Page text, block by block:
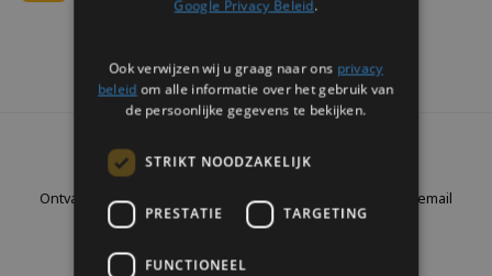
Nieuwsbrief
Ontvang de laatste updates, nieuws en aanbiedingen via email
Google Privacy Beleid.
Ook verwijzen wij u graag naar ons privacy
beleid om alle informatie over het gebruik van
de persoonlijke gegevens te bekijken.
STRIKT NOODZAKELIJK
PRESTATIE TARGETING
FUNCTIONEEL